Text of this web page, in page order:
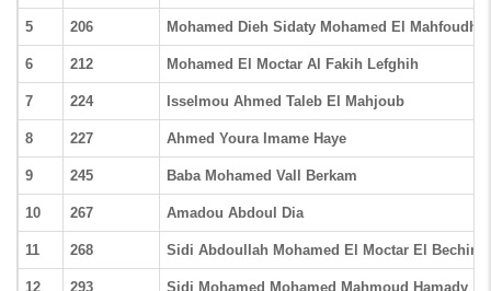
5 206 Mohamed Dieh Sidaty Mohamed El Mahfoudh
6 212 Mohamed El Moctar Al Fakih Lefghih
7 224 Isselmou Ahmed Taleb El Mahjoub
8 227 Ahmed Youra Imame Haye
9 245 Baba Mohamed Vall Berkam
10 267 Amadou Abdoul Dia
11 268 Sidi Abdoullah Mohamed El Moctar El Bechir
12 293 Sidi Mohamed Mohamed Mahmoud Hamady